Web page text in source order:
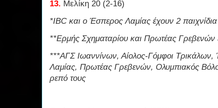
13. Μελίκη 20 (2-16)
*IBC και ο Έσπερος Λαμίας έχουν 2 παιχνίδια
**Ερμής Σχηματαρίου και Πρωτέας Γρεβενών
***ΑΓΣ Ιωαννίνων, Αίολος-Γόμφοι
Λαμίας, Πρωτέας Γρεβενών, Ολυμπιακός
ρεπό τους